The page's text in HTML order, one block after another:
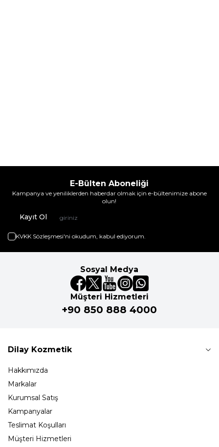
E-Bülten Aboneliği
Kampanya ve yeniliklerden haberdar olmak için e-bültenimize abone
olun!
Kayıt Ol
KVKK Sözleşmesi'ni okudum, kabul ediyorum.
Sosyal Medya
Müşteri Hizmetleri
+90 850 888 4000
Dilay Kozmetik
Hakkımızda
Markalar
Kurumsal Satış
Kampanyalar
Teslimat Koşulları
Müşteri Hizmetleri